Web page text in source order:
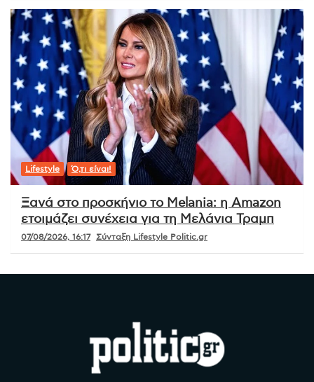
Lifestyle Ό,τι είναι!
Ξανά στο προσκήνιο το Melania: η Amazon
ετοιμάζει συνέχεια για τη Μελάνια Τραμπ
07/08/2026, 16:17 Σύνταξη Lifestyle Politic.gr